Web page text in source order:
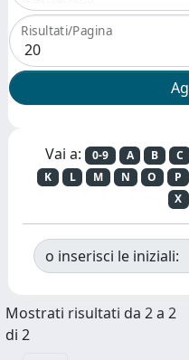
Risultati/Pagina
Vai a: 0-9 A B C
K
L M N O P
X
o inserisci le iniziali:
Mostrati risultati da 2 a 2
di 2